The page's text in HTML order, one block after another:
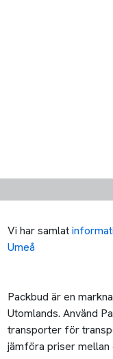
Vi har samlat
Umeå
Packbud är en
Utomlands. Använd
transporter för
jämföra priser mellan